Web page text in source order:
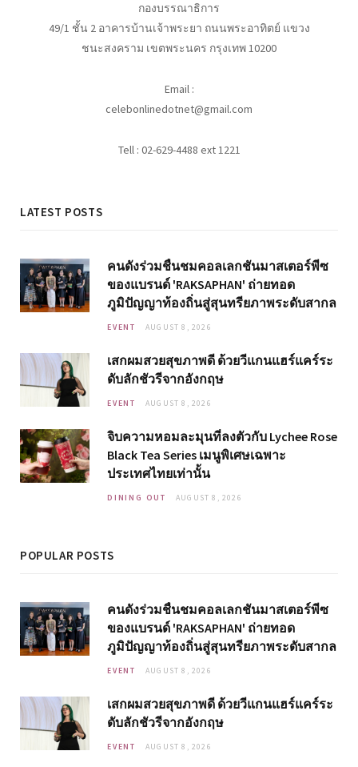
กองบรรณาธิการ
49/1 ชั้น 2 อาคารบ้านเจ้าพระยา ถนนพระอาทิตย์ แขวง
ชนะสงคราม เขตพระนคร กรุงเทพ 10200
Email :
celebonlinedotnet@gmail.com
Tell : 02-629-4488 ext 1221
LATEST POSTS
คนดังร่วมชื่นชมคอลเลกชันมาสเตอร์พีซ
ของแบรนด์ 'RAKSAPHAN' ถ่ายทอด
ภูมิปัญญาท้องถิ่นสู่สุนทรียภาพระดับสากล
EVENT AUGUST 8, 2026
เสกผมสวยสุขภาพดี ด้วยวีแกนแฮร์แคร์ระ
ดับลักชัวรีจากอังกฤษ
EVENT AUGUST 8, 2026
จิบความหอมละมุนที่ลงตัวกับ Lychee Rose
Black Tea Series เมนูพิเศษเฉพาะ
ประเทศไทยเท่านั้น
DINING OUT AUGUST 8, 2026
POPULAR POSTS
คนดังร่วมชื่นชมคอลเลกชันมาสเตอร์พีซ
ของแบรนด์ 'RAKSAPHAN' ถ่ายทอด
ภูมิปัญญาท้องถิ่นสู่สุนทรียภาพระดับสากล
EVENT AUGUST 8, 2026
เสกผมสวยสุขภาพดี ด้วยวีแกนแฮร์แคร์ระ
ดับลักชัวรีจากอังกฤษ
EVENT AUGUST 8, 2026